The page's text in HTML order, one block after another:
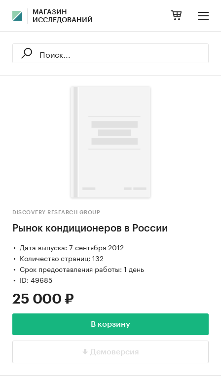
МАГАЗИН
ИССЛЕДОВАНИЙ
DISCOVERY RESEARCH GROUP
Рынок кондиционеров в России
Дата выпуска: 7 сентября 2012
Количество страниц: 132
Срок предоставления работы: 1 день
ID: 49685
25 000 ₽
В корзину
Демоверсия